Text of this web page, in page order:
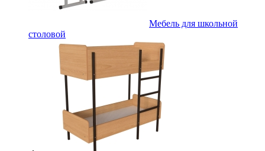
Мебель для школьной
столовой